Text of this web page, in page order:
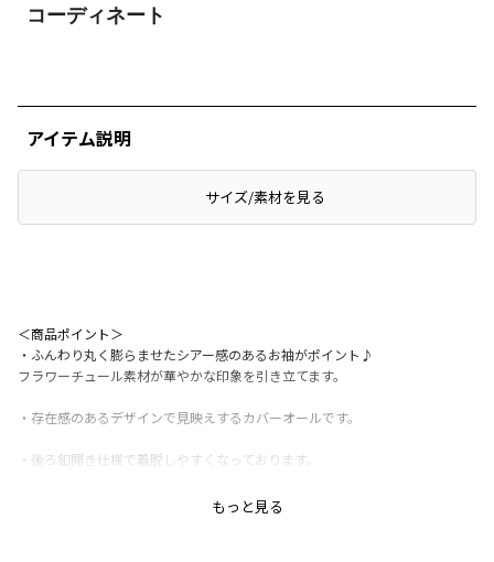
コーディネート
アイテム説明
サイズ/素材を見る
＜商品ポイント＞
・ふんわり丸く膨らませたシアー感のあるお袖がポイント♪
フラワーチュール素材が華やかな印象を引き立てます。
・存在感のあるデザインで見映えするカバーオールです。
・後ろ釦開き仕様で着脱しやすくなっております。
・12-5208-112 フラワーチュールブラウス（キッズ女の子）とおそろいコ
もっと見る